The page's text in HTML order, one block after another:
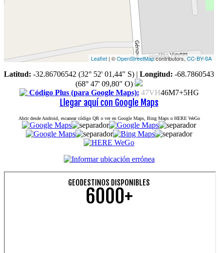
Leaflet | ©OpenStreetMapcontributors,CC-BY-SA
Latitud: -32.86706542 (32° 52' 01,44" S) | Longitud: -68.7860543
(68° 47' 09,80" O)
Código Plus (para Google Maps): 47VH46M7+5HG
Llegar aquí con Google Maps
Abrir desde Android, escanear código QR o ver en Google Maps, Bing Maps o HERE WeGo
GEODESTINOS DISPONIBLES
6000+